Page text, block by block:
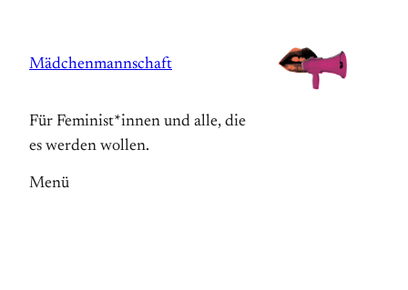
springen
Mädchenmannschaft
Für Feminist*innen und alle, die
es werden wollen.
Menü